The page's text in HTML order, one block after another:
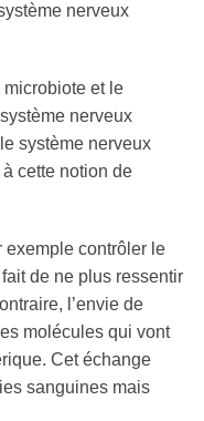
nerveux
microbiote et le
nerveux
système nerveux
cette notion de
exemple contrôler le
de ne plus ressentir
l’envie de
molécules qui vont
Cet échange
sanguines mais